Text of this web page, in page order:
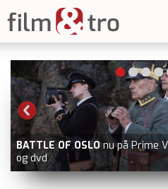
BATTLE OF OSLO nu på Prime
og dvd